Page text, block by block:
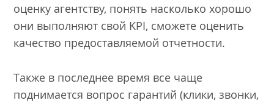
оценку агентству, понять насколько хорошо
они выполняют свой KPI, сможете оценить
качество предоставляемой отчетности.
Также в последнее время все чаще
поднимается вопрос гарантий (клики, звонки,